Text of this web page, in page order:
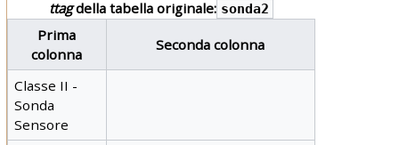
ttagdella tabella originale: sonda2
Prima
colonna
Seconda colonna
Classe II -
Sonda
Sensore